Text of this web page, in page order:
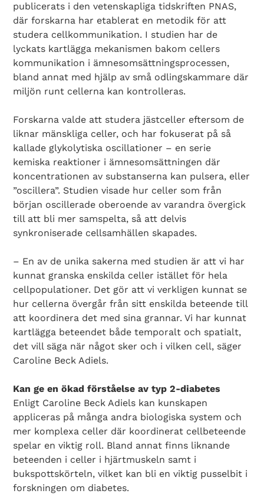
publicerats i den vetenskapliga tidskriften PNAS,
där forskarna har etablerat en metodik för att
studera cellkommunikation. I studien har de
lyckats kartlägga mekanismen bakom cellers
kommunikation i ämnesomsättningsprocessen,
bland annat med hjälp av små odlingskammare där
miljön runt cellerna kan kontrolleras.
Forskarna valde att studera jästceller eftersom de
liknar mänskliga celler, och har fokuserat på så
kallade glykolytiska oscillationer – en serie
kemiska reaktioner i ämnesomsättningen där
koncentrationen av substanserna kan pulsera, eller
”oscillera”. Studien visade hur celler som från
början oscillerade oberoende av varandra övergick
till att bli mer samspelta, så att delvis
synkroniserade cellsamhällen skapades.
– En av de unika sakerna med studien är att vi har
kunnat granska enskilda celler istället för hela
cellpopulationer. Det gör att vi verkligen kunnat se
hur cellerna övergår från sitt enskilda beteende till
att koordinera det med sina grannar. Vi har kunnat
kartlägga beteendet både temporalt och spatialt,
det vill säga när något sker och i vilken cell, säger
Caroline Beck Adiels.
Kan ge en ökad förståelse av typ 2-diabetes
Enligt Caroline Beck Adiels kan kunskapen
appliceras på många andra biologiska system och
mer komplexa celler där koordinerat cellbeteende
spelar en viktig roll. Bland annat finns liknande
beteenden i celler i hjärtmuskeln samt i
bukspottskörteln, vilket kan bli en viktig pusselbit i
forskningen om diabetes.